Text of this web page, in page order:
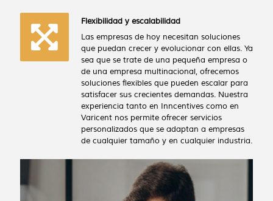
Flexibilidad y escalabilidad
Las empresas de hoy necesitan soluciones
que puedan crecer y evolucionar con ellas. Ya
sea que se trate de una pequeña empresa o
de una empresa multinacional, ofrecemos
soluciones flexibles que pueden escalar para
satisfacer sus crecientes demandas. Nuestra
experiencia tanto en Inncentives como en
Varicent nos permite ofrecer servicios
personalizados que se adaptan a empresas
de cualquier tamaño y en cualquier industria.